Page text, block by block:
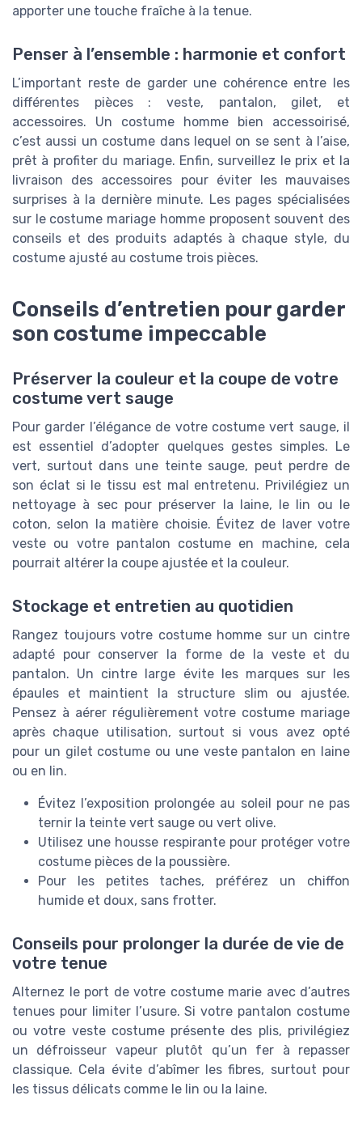
apporter une touche fraîche à la tenue.
Penser à l’ensemble : harmonie et confort
L’important reste de garder une cohérence entre les
différentes pièces : veste, pantalon, gilet, et
accessoires. Un costume homme bien accessoirisé,
c’est aussi un costume dans lequel on se sent à l’aise,
prêt à profiter du mariage. Enfin, surveillez le prix et la
livraison des accessoires pour éviter les mauvaises
surprises à la dernière minute. Les pages spécialisées
sur le costume mariage homme proposent souvent des
conseils et des produits adaptés à chaque style, du
costume ajusté au costume trois pièces.
Conseils d’entretien pour garder
son costume impeccable
Préserver la couleur et la coupe de votre
costume vert sauge
Pour garder l’élégance de votre costume vert sauge, il
est essentiel d’adopter quelques gestes simples. Le
vert, surtout dans une teinte sauge, peut perdre de
son éclat si le tissu est mal entretenu. Privilégiez un
nettoyage à sec pour préserver la laine, le lin ou le
coton, selon la matière choisie. Évitez de laver votre
veste ou votre pantalon costume en machine, cela
pourrait altérer la coupe ajustée et la couleur.
Stockage et entretien au quotidien
Rangez toujours votre costume homme sur un cintre
adapté pour conserver la forme de la veste et du
pantalon. Un cintre large évite les marques sur les
épaules et maintient la structure slim ou ajustée.
Pensez à aérer régulièrement votre costume mariage
après chaque utilisation, surtout si vous avez opté
pour un gilet costume ou une veste pantalon en laine
ou en lin.
Évitez l’exposition prolongée au soleil pour ne pas
ternir la teinte vert sauge ou vert olive.
Utilisez une housse respirante pour protéger votre
costume pièces de la poussière.
Pour les petites taches, préférez un chiffon
humide et doux, sans frotter.
Conseils pour prolonger la durée de vie de
votre tenue
Alternez le port de votre costume marie avec d’autres
tenues pour limiter l’usure. Si votre pantalon costume
ou votre veste costume présente des plis, privilégiez
un défroisseur vapeur plutôt qu’un fer à repasser
classique. Cela évite d’abîmer les fibres, surtout pour
les tissus délicats comme le lin ou la laine.